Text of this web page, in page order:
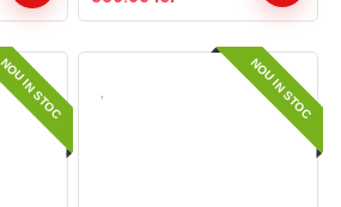
inițial
400.00 lei.
curent
este:
350.00 lei.
IN STOC NOU IN STOC